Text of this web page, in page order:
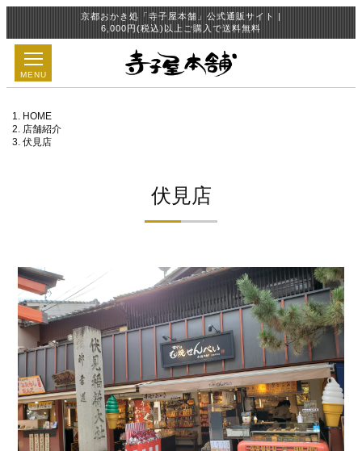
京都おかき処「寺子屋本舗」公式通販サイト |
6,000円(税込)以上ご購入で送料無料
MENU
HOME
店舗紹介
伏見店
伏見店